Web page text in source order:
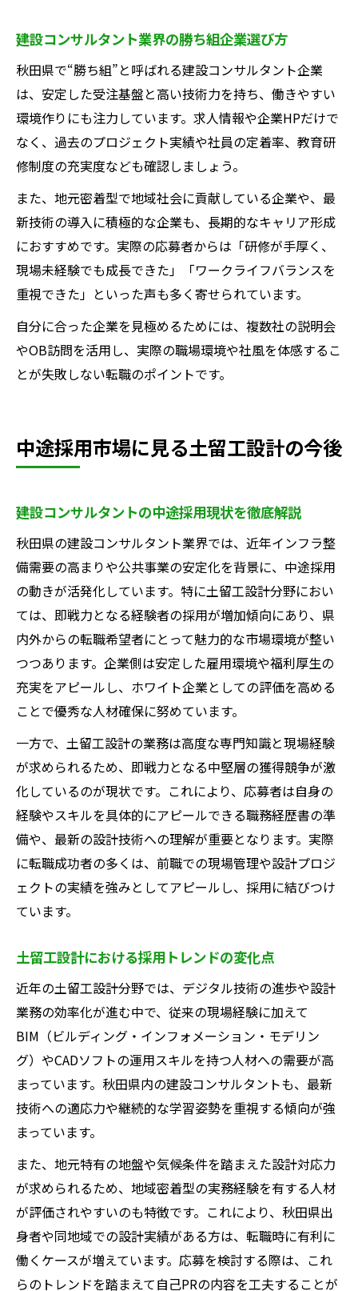
建設コンサルタント業界の勝ち組企業選び方
秋田県で“勝ち組”と呼ばれる建設コンサルタント企業
は、安定した受注基盤と高い技術力を持ち、働きやすい
環境作りにも注力しています。求人情報や企業HPだけで
なく、過去のプロジェクト実績や社員の定着率、教育研
修制度の充実度なども確認しましょう。
また、地元密着型で地域社会に貢献している企業や、最
新技術の導入に積極的な企業も、長期的なキャリア形成
におすすめです。実際の応募者からは「研修が手厚く、
現場未経験でも成長できた」「ワークライフバランスを
重視できた」といった声も多く寄せられています。
自分に合った企業を見極めるためには、複数社の説明会
やOB訪問を活用し、実際の職場環境や社風を体感するこ
とが失敗しない転職のポイントです。
中途採用市場に見る土留工設計の今後
建設コンサルタントの中途採用現状を徹底解説
秋田県の建設コンサルタント業界では、近年インフラ整
備需要の高まりや公共事業の安定化を背景に、中途採用
の動きが活発化しています。特に土留工設計分野におい
ては、即戦力となる経験者の採用が増加傾向にあり、県
内外からの転職希望者にとって魅力的な市場環境が整い
つつあります。企業側は安定した雇用環境や福利厚生の
充実をアピールし、ホワイト企業としての評価を高める
ことで優秀な人材確保に努めています。
一方で、土留工設計の業務は高度な専門知識と現場経験
が求められるため、即戦力となる中堅層の獲得競争が激
化しているのが現状です。これにより、応募者は自身の
経験やスキルを具体的にアピールできる職務経歴書の準
備や、最新の設計技術への理解が重要となります。実際
に転職成功者の多くは、前職での現場管理や設計プロジ
ェクトの実績を強みとしてアピールし、採用に結びつけ
ています。
土留工設計における採用トレンドの変化点
近年の土留工設計分野では、デジタル技術の進歩や設計
業務の効率化が進む中で、従来の現場経験に加えて
BIM（ビルディング・インフォメーション・モデリン
グ）やCADソフトの運用スキルを持つ人材への需要が高
まっています。秋田県内の建設コンサルタントも、最新
技術への適応力や継続的な学習姿勢を重視する傾向が強
まっています。
また、地元特有の地盤や気候条件を踏まえた設計対応力
が求められるため、地域密着型の実務経験を有する人材
が評価されやすいのも特徴です。これにより、秋田県出
身者や同地域での設計実績がある方は、転職時に有利に
働くケースが増えています。応募を検討する際は、これ
らのトレンドを踏まえて自己PRの内容を工夫することが